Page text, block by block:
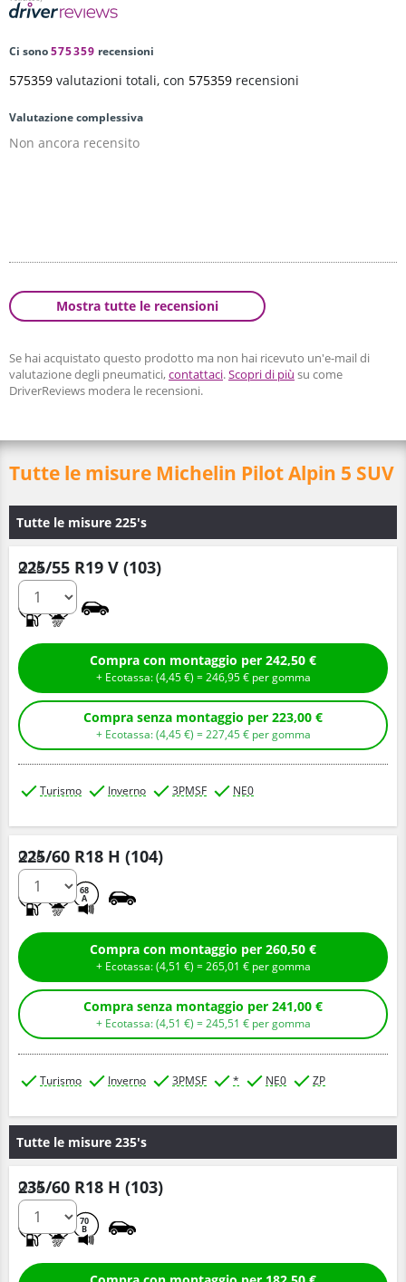
Ci sono575359 recensioni
575359 valutazioni totali, con 575359 recensioni
Valutazione complessiva
Non ancora recensito
Mostra tutte le recensioni
Se hai acquistato questo prodotto ma non hai ricevuto un'e-mail di
valutazione degli pneumatici,contattaci.Scopri di più su come
DriverReviews modera le recensioni.
Tutte le misure Michelin Pilot Alpin 5 SUV
Tutte le misure 225's
225/55 R19 V (103)
Q.tà
Compra con montaggio per 242,50 €
+ Ecotassa: (4,45€ ) =246,95€ per gomma
Compra senza montaggio per 223,00 €
+ Ecotassa: (4,45€ ) =227,45€ per gomma
Turismo Inverno 3PMSF NE0
225/60 R18 H (104)
68
A
Q.tà
Compra con montaggio per 260,50 €
+ Ecotassa: (4,51 € ) =265,01 € per gomma
Compra senza montaggio per 241,00 €
+ Ecotassa: (4,51 € ) =245,51 € per gomma
Turismo Inverno 3PMSF * NE0 ZP
Tutte le misure 235's
235/60 R18 H (103)
70
B
Q.tà